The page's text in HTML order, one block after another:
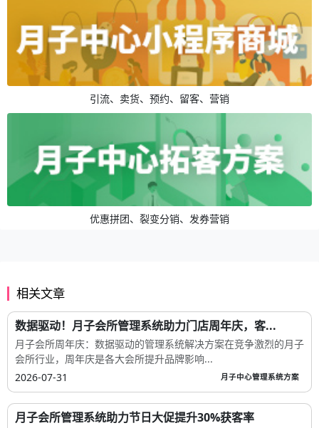
引流、卖货、预约、留客、营销
优惠拼团、裂变分销、发券营销
相关文章
数据驱动！月子会所管理系统助力门店周年庆，客...
月子会所周年庆：数据驱动的管理系统解决方案在竞争激烈的月子
会所行业，周年庆是各大会所提升品牌影响...
2026-07-31
月子中心管理系统方案
月子会所管理系统助力节日大促提升30%获客率